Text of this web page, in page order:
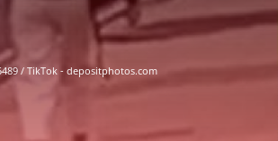
/ TikTok - depositphotos.com